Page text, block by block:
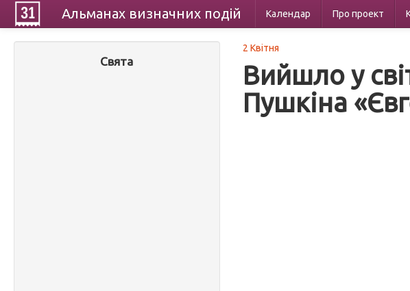
Альманах визначних подій Календар Про проект
Свята
2 Квітня
Вийшло у
Пушкіна